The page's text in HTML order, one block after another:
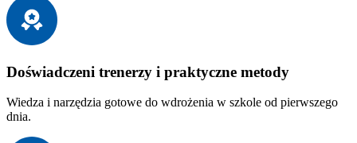
Doświadczeni trenerzy i praktyczne metody
Wiedza i narzędzia gotowe do wdrożenia w szkole od pierwszego
dnia.